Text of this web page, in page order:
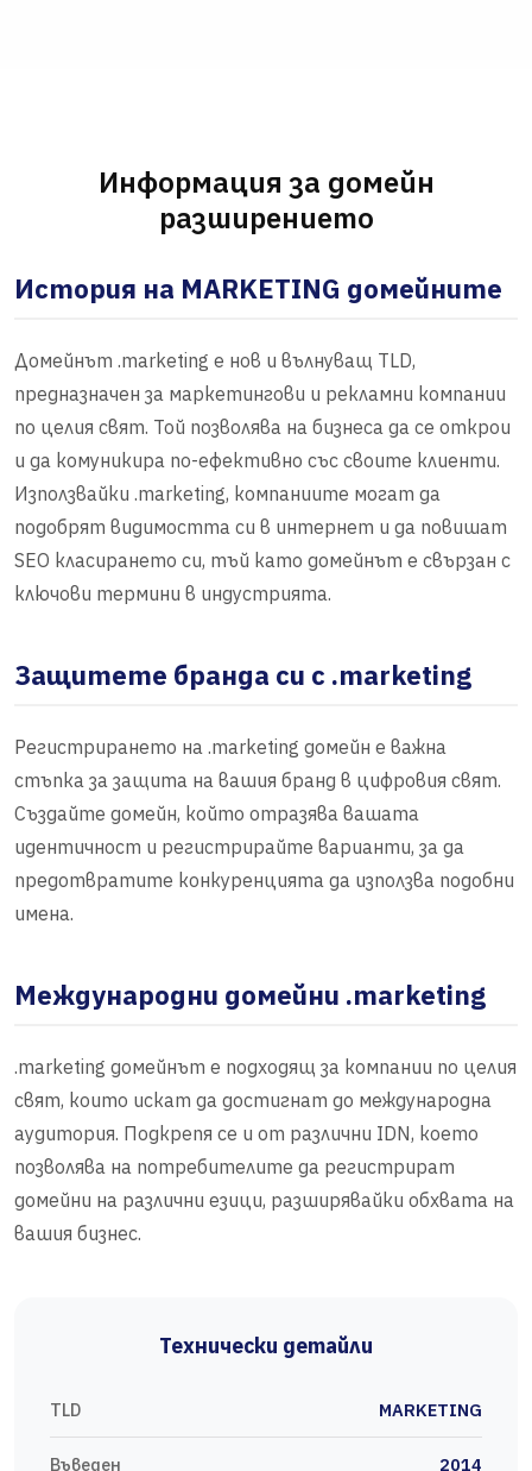
Информация за домейн
разширението
История на MARKETING домейните
Домейнът .marketing е нов и вълнуващ TLD,
предназначен за маркетингови и рекламни компании
по целия свят. Той позволява на бизнеса да се открои
и да комуникира по-ефективно със своите клиенти.
Използвайки .marketing, компаниите могат да
подобрят видимостта си в интернет и да повишат
SEO класирането си, тъй като домейнът е свързан с
ключови термини в индустрията.
Защитете бранда си с .marketing
Регистрирането на .marketing домейн е важна
стъпка за защита на вашия бранд в цифровия свят.
Създайте домейн, който отразява вашата
идентичност и регистрирайте варианти, за да
предотвратите конкуренцията да използва подобни
имена.
Международни домейни .marketing
.marketing домейнът е подходящ за компании по целия
свят, които искат да достигнат до международна
аудитория. Подкрепя се и от различни IDN, което
позволява на потребителите да регистрират
домейни на различни езици, разширявайки обхвата на
вашия бизнес.
Технически детайли
TLD MARKETING
Въведен 2014